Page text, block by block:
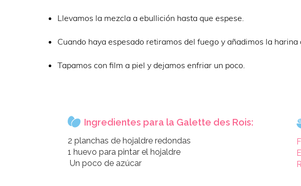
Llevamos la mezcla a ebullición hasta que espese.
Cuando haya espesado retiramos del fuego y añadimos la
Tapamos con film a piel y dejamos enfriar un poco.
Ingredientes para la Galette des Rois:
2 planchas de hojaldre redondas
1 huevo para pintar el hojaldre
Un poco de azúcar